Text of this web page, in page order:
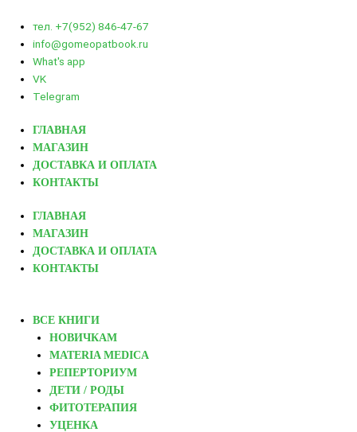
тел. +7(952) 846-47-67
info@gomeopatbook.ru
What's app
VK
Telegram
ГЛАВНАЯ
МАГАЗИН
ДОСТАВКА И ОПЛАТА
КОНТАКТЫ
ГЛАВНАЯ
МАГАЗИН
ДОСТАВКА И ОПЛАТА
КОНТАКТЫ
ВСЕ КНИГИ
НОВИЧКАМ
MATERIA MEDICA
РЕПЕРТОРИУМ
ДЕТИ / РОДЫ
ФИТОТЕРАПИЯ
УЦЕНКА